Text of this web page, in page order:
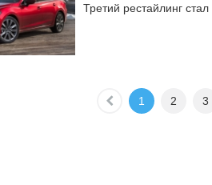
Третий рестайлинг
1 2 3